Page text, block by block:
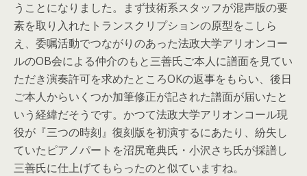
うことになりました。まず技術系スタッフが混声版の要
素を取り入れたトランスクリプションの原型をこしら
え、委嘱活動でつながりのあった法政大学アリオンコー
ルのOB会による仲介のもと三善氏ご本人に譜面を見てい
ただき演奏許可を求めたところOKの返事をもらい、後日
ご本人からいくつか加筆修正が記された譜面が届いたと
いう経緯だそうです。かつて法政大学アリオンコール現
役が『三つの時刻』復刻版を初演するにあたり、紛失し
ていたピアノパートを沼尻竜典氏・小沢さち氏が採譜し
三善氏に仕上げてもらったのと似ていますね。